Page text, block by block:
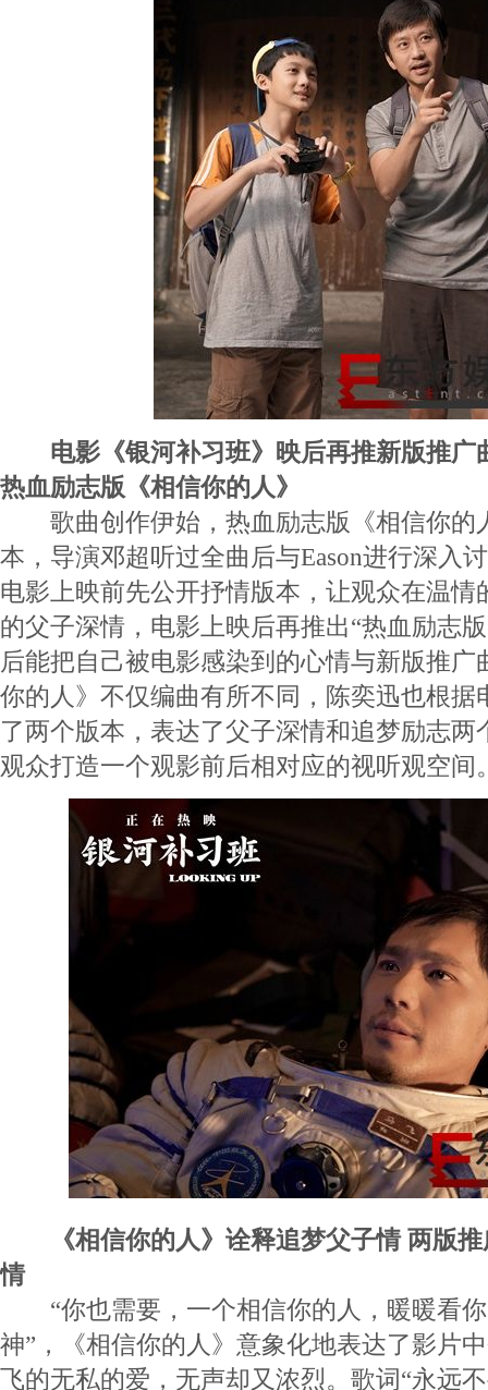
电影《银河补习班》映后再推新版推
热血励志版《相信你的人》
歌曲创作伊始，热血励志版《相信你的
本，导演邓超听过全曲后与Eason进行深入
电影上映前先公开抒情版本，让观众在温情
的父子深情，电影上映后再推出“热血励志
后能把自己被电影感染到的心情与新版推广
你的人》不仅编曲有所不同，陈奕迅也根据
了两个版本，表达了父子深情和追梦励志两
观众打造一个观影前后相对应的视听观空间
《相信你的人》诠释追梦父子情 两版
情
“你也需要，一个相信你的人，暖暖看你
神”，《相信你的人》意象化地表达了影片
飞的无私的爱，无声却又浓烈。歌词“永远